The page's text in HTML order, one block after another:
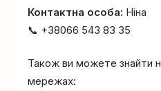
Контактна особа: Ніна
📞 +38066 543 83 35
Також ви можете знайти
мережах: